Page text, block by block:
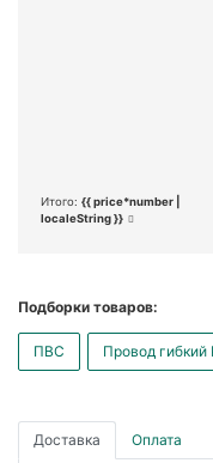
Итого: {{ price*number |
localeString }}
Подборки товаров:
ПВС Провод гибкий
Доставка Оплата